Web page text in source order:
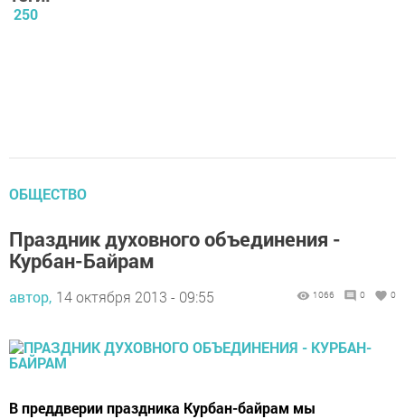
250
ОБЩЕСТВО
Праздник духовного объединения -
Курбан-Байрам
автор, 14 октября 2013 - 09:55 1066 0 0
В преддверии праздника Курбан-байрам мы